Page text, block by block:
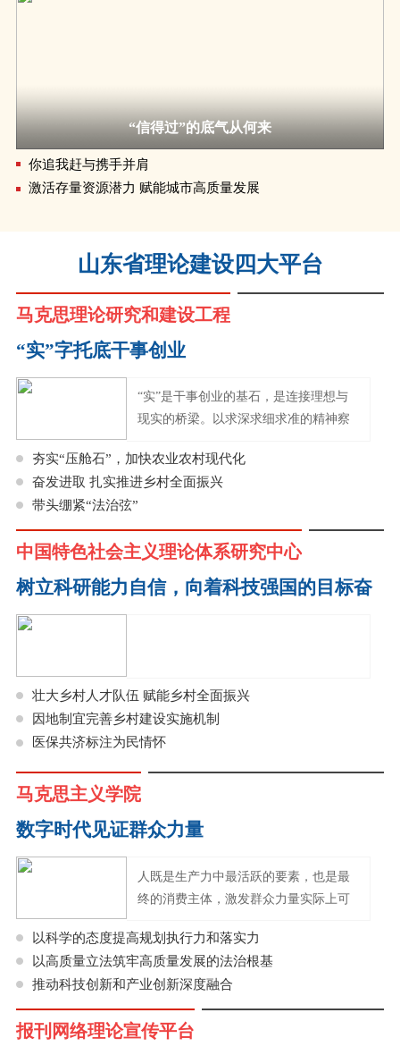
“信得过”的底气从何来
你追我赶与携手并肩
激活存量资源潜力 赋能城市高质量发展
山东省理论建设四大平台
马克思理论研究和建设工程
“实”字托底干事创业
“实”是干事创业的基石，是连接理想与
现实的桥梁。以求深求细求准的精神察
夯实“压舱石”，加快农业农村现代化
奋发进取 扎实推进乡村全面振兴
带头绷紧“法治弦”
中国特色社会主义理论体系研究中心
树立科研能力自信，向着科技强国的目标奋
勇前进
壮大乡村人才队伍 赋能乡村全面振兴
因地制宜完善乡村建设实施机制
医保共济标注为民情怀
马克思主义学院
数字时代见证群众力量
人既是生产力中最活跃的要素，也是最
终的消费主体，激发群众力量实际上可
以科学的态度提高规划执行力和落实力
以高质量立法筑牢高质量发展的法治根基
推动科技创新和产业创新深度融合
报刊网络理论宣传平台